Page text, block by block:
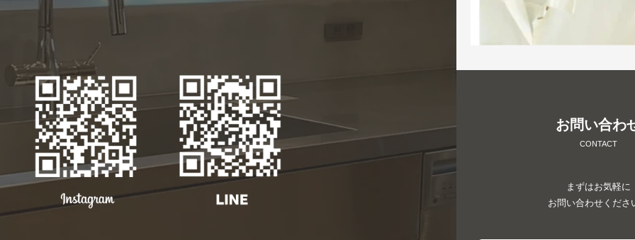
お問い合わ
CONTACT
まずはお気軽に
お問い合わせくださ